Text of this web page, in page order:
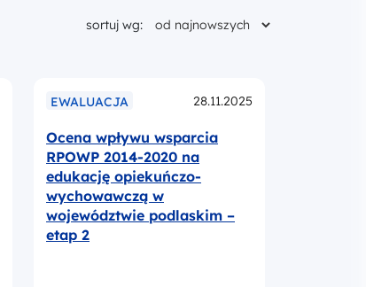
sortuj wg:
EWALUACJA 28.11.2025
Ocena wpływu wsparcia
RPOWP 2014-2020 na
edukację opiekuńczo-
wychowawczą w
województwie podlaskim –
etap 2